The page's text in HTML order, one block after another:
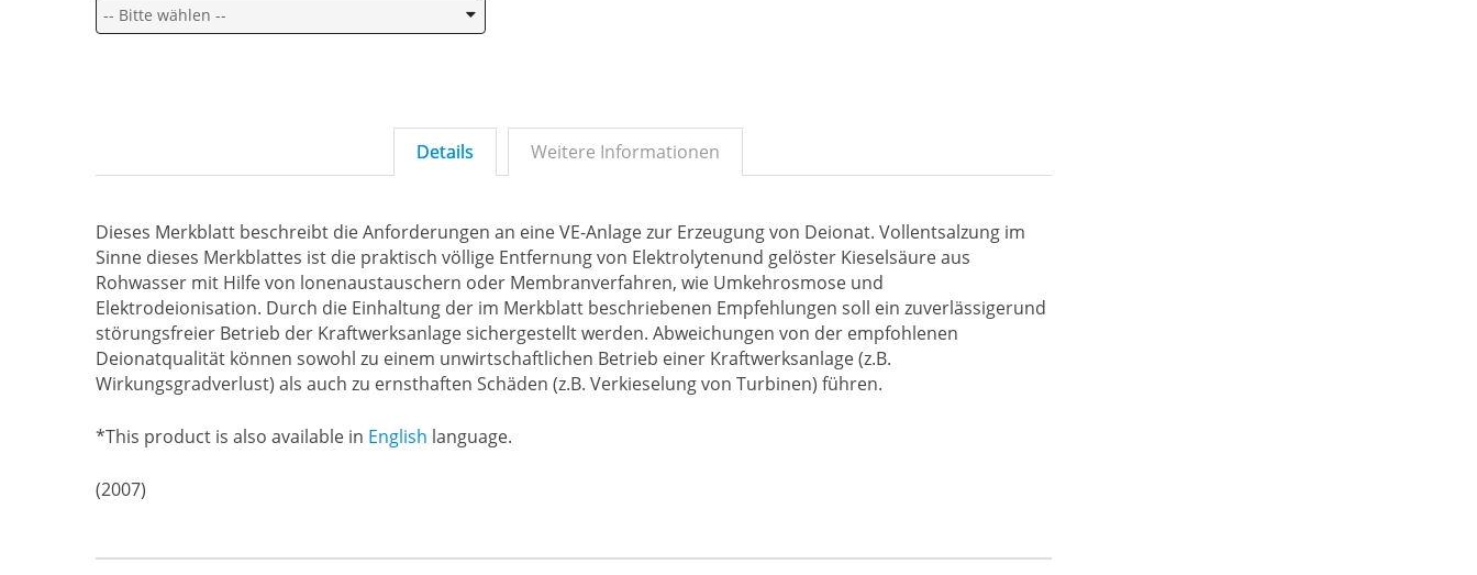
Details Weitere Informationen
Dieses Merkblatt beschreibt die Anforderungen an eine VE-Anlage zur Erzeugung von Deionat. Vollentsalzung im
Sinne dieses Merkblattes ist die praktisch völlige Entfernung von Elektrolytenund gelöster Kieselsäure aus
Rohwasser mit Hilfe von lonenaustauschern oder Membranverfahren, wie Umkehrosmose und
Elektrodeionisation. Durch die Einhaltung der im Merkblatt beschriebenen Empfehlungen soll ein zuverlässigerund
störungsfreier Betrieb der Kraftwerksanlage sichergestellt werden. Abweichungen von der empfohlenen
Deionatqualität können sowohl zu einem unwirtschaftlichen Betrieb einer Kraftwerksanlage (z.B.
Wirkungsgradverlust) als auch zu ernsthaften Schäden (z.B. Verkieselung von Turbinen) führen.
*This product is also available in English language.
(2007)